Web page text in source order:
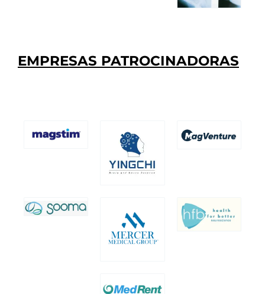
EMPRESAS PATROCINADORAS